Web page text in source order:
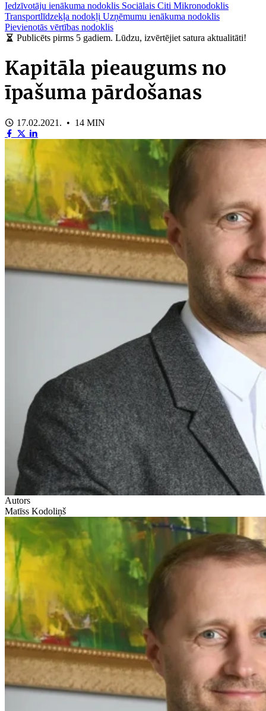
Iedzīvotāju ienākuma nodoklis Sociālais Citi Mikronodoklis
Transportlīdzekļa nodokļi Uzņēmumu ienākuma nodoklis
Pievienotās vērtības nodoklis
Publicēts pirms 5 gadiem. Lūdzu, izvērtējiet satura aktualitāti!
Kapitāla pieaugums no
īpašuma pārdošanas
17.02.2021. • 14 MIN
Autors
Matīss Kodoliņš